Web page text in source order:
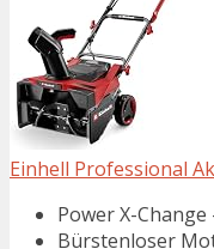
Einhell Professional
Power X-
Bürstenloser